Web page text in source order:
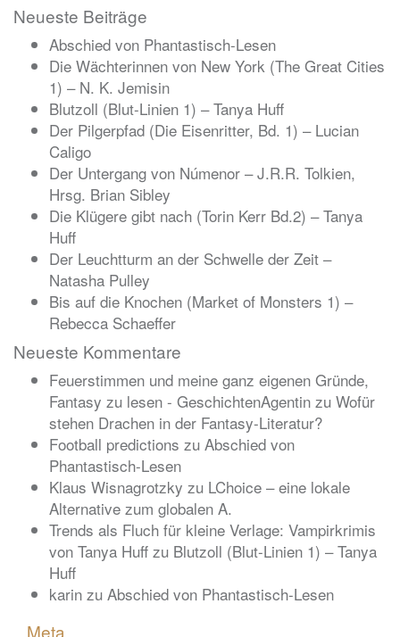
Neueste Beiträge
Abschied von Phantastisch-Lesen
Die Wächterinnen von New York (The Great Cities
1) – N. K. Jemisin
Blutzoll (Blut-Linien 1) – Tanya Huff
Der Pilgerpfad (Die Eisenritter, Bd. 1) – Lucian
Caligo
Der Untergang von Númenor – J.R.R. Tolkien,
Hrsg. Brian Sibley
Die Klügere gibt nach (Torin Kerr Bd.2) – Tanya
Huff
Der Leuchtturm an der Schwelle der Zeit –
Natasha Pulley
Bis auf die Knochen (Market of Monsters 1) –
Rebecca Schaeffer
Neueste Kommentare
Feuerstimmen und meine ganz eigenen Gründe,
Fantasy zu lesen - GeschichtenAgentin zu Wofür
stehen Drachen in der Fantasy-Literatur?
Football predictions zu Abschied von
Phantastisch-Lesen
Klaus Wisnagrotzky zu LChoice – eine lokale
Alternative zum globalen A.
Trends als Fluch für kleine Verlage: Vampirkrimis
von Tanya Huff zu Blutzoll (Blut-Linien 1) – Tanya
Huff
karin zu Abschied von Phantastisch-Lesen
Meta